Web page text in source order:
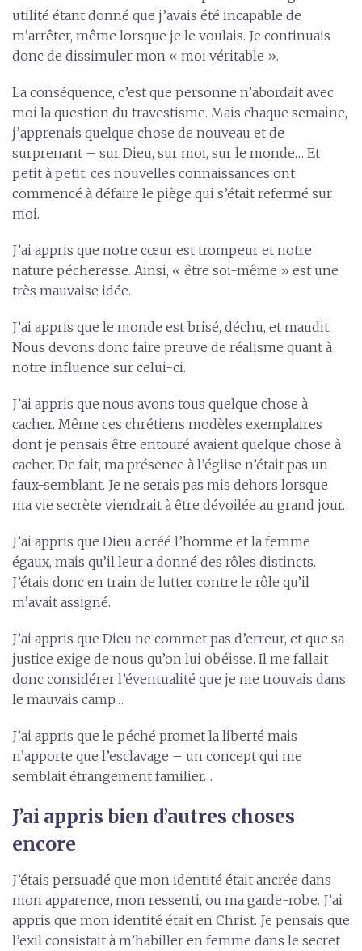
utilité étant donné que j’avais été incapable de
m’arrêter, même lorsque je le voulais. Je continuais
donc de dissimuler mon « moi véritable ».
La conséquence, c’est que personne n’abordait avec
moi la question du travestisme. Mais chaque semaine,
j’apprenais quelque chose de nouveau et de
surprenant – sur Dieu, sur moi, sur le monde… Et
petit à petit, ces nouvelles connaissances ont
commencé à défaire le piège qui s’était refermé sur
moi.
J’ai appris que notre cœur est trompeur et notre
nature pécheresse. Ainsi, « être soi-même » est une
très mauvaise idée.
J’ai appris que le monde est brisé, déchu, et maudit.
Nous devons donc faire preuve de réalisme quant à
notre influence sur celui-ci.
J’ai appris que nous avons tous quelque chose à
cacher. Même ces chrétiens modèles exemplaires
dont je pensais être entouré avaient quelque chose à
cacher. De fait, ma présence à l’église n’était pas un
faux-semblant. Je ne serais pas mis dehors lorsque
ma vie secrète viendrait à être dévoilée au grand jour.
J’ai appris que Dieu a créé l’homme et la femme
égaux, mais qu’il leur a donné des rôles distincts.
J’étais donc en train de lutter contre le rôle qu’il
m’avait assigné.
J’ai appris que Dieu ne commet pas d’erreur, et que sa
justice exige de nous qu’on lui obéisse. Il me fallait
donc considérer l’éventualité que je me trouvais dans
le mauvais camp…
J’ai appris que le péché promet la liberté mais
n’apporte que l’esclavage – un concept qui me
semblait étrangement familier…
J’ai appris bien d’autres choses
encore
J’étais persuadé que mon identité était ancrée dans
mon apparence, mon ressenti, ou ma garde-robe. J’ai
appris que mon identité était en Christ. Je pensais que
l’exil consistait à m’habiller en femme dans le secret